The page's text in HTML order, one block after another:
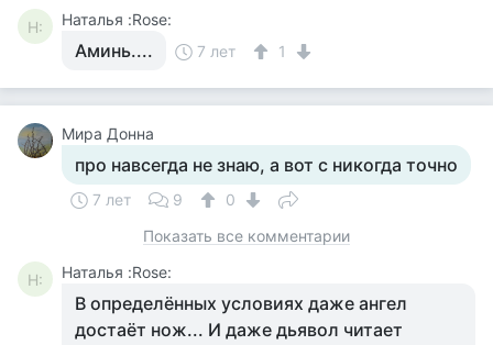
Н: Наталья :Rose:
Аминь.... 7 лет 1
Мира Донна
про навсегда не знаю, а вот с никогда точно
7 лет 9
0
Показать все комментарии
Н: Наталья :Rose:
В определённых условиях даже ангел
достаёт нож... И даже дьявол читает